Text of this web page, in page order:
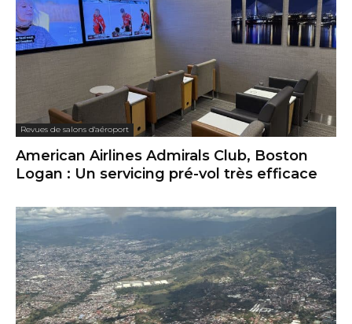
Revues de salons d'aéroport
American Airlines Admirals Club, Boston
Logan : Un servicing pré-vol très efficace